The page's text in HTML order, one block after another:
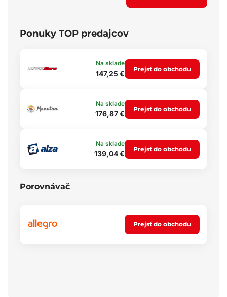
Ponuky TOP predajcov
Na sklade
147,25 €
Prejsť do obchodu
Na sklade
176,87 €
Prejsť do obchodu
Na sklade
139,04 €
Prejsť do obchodu
Porovnávač
Prejsť do obchodu